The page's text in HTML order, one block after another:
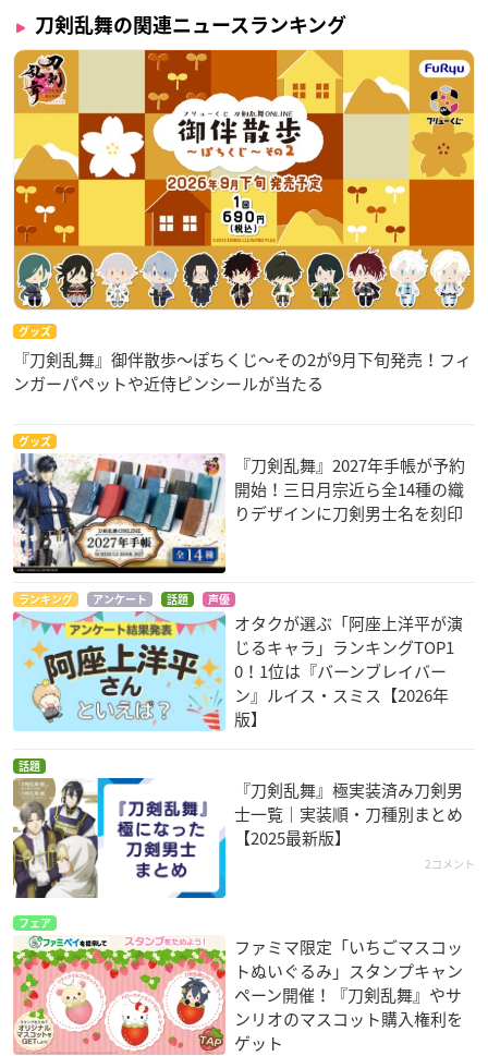
刀剣乱舞の関連ニュースランキング
グッズ
『刀剣乱舞』御伴散歩～ぽちくじ～その2が9月下旬発売！フィ
ンガーパペットや近侍ピンシールが当たる
グッズ
『刀剣乱舞』2027年手帳が予約
開始！三日月宗近ら全14種の織
りデザインに刀剣男士名を刻印
ランキング アンケート 話題 声優
オタクが選ぶ「阿座上洋平が演
じるキャラ」ランキングTOP1
0！1位は『バーンブレイバー
ン』ルイス・スミス【2026年
版】
話題
『刀剣乱舞』極実装済み刀剣男
士一覧｜実装順・刀種別まとめ
【2025最新版】
2コメント
フェア
ファミマ限定「いちごマスコッ
トぬいぐるみ」スタンプキャン
ペーン開催！『刀剣乱舞』やサ
ンリオのマスコット購入権利を
ゲット